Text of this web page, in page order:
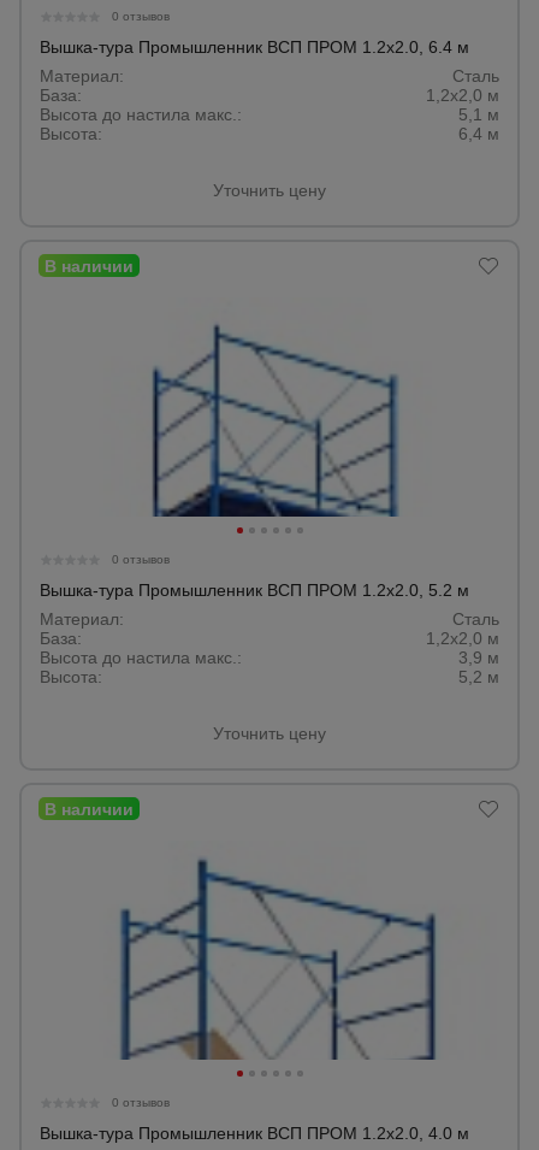
0 отзывов
Вышка-тура Промышленник ВСП ПРОМ 1.2х2.0, 6.4 м
Материал:
Сталь
База:
1,2х2,0 м
Высота до настила макс.:
5,1 м
Высота:
6,4 м
Уточнить цену
0 отзывов
Вышка-тура Промышленник ВСП ПРОМ 1.2х2.0, 5.2 м
Материал:
Сталь
База:
1,2х2,0 м
Высота до настила макс.:
3,9 м
Высота:
5,2 м
Уточнить цену
0 отзывов
Вышка-тура Промышленник ВСП ПРОМ 1.2х2.0, 4.0 м
Металл и